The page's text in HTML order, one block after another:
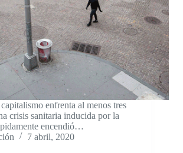
enfrenta al menos tres
crisis sanitaria inducida por la
encendió…
7 abril, 2020